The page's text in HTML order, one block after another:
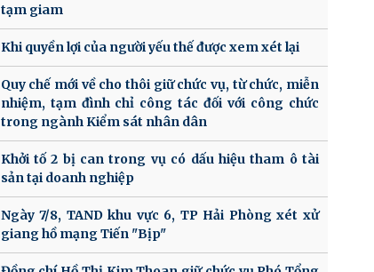
tạm giam
Khi quyền lợi của người yếu thế được xem xét lại
Quy chế mới về cho thôi giữ chức vụ, từ chức, miễn
nhiệm, tạm đình chỉ công tác đối với công chức
trong ngành Kiểm sát nhân dân
Khởi tố 2 bị can trong vụ có dấu hiệu tham ô tài
sản tại doanh nghiệp
Ngày 7/8, TAND khu vực 6, TP Hải Phòng xét xử
giang hồ mạng Tiến "Bịp"